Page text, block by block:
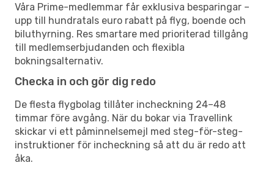
Våra Prime-medlemmar får exklusiva besparingar –
upp till hundratals euro rabatt på flyg, boende och
biluthyrning. Res smartare med prioriterad tillgång
till medlemserbjudanden och flexibla
bokningsalternativ.
Checka in och gör dig redo
De flesta flygbolag tillåter incheckning 24–48
timmar före avgång. När du bokar via Travellink
skickar vi ett påminnelsemejl med steg-för-steg-
instruktioner för incheckning så att du är redo att
åka.